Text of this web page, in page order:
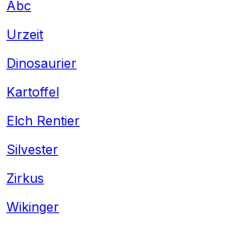
Abc
Urzeit
Dinosaurier
Kartoffel
Elch Rentier
Silvester
Zirkus
Wikinger